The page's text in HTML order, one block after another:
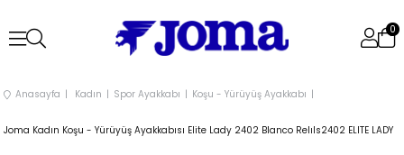
0
Anasayfa Kadın Spor Ayakkabı Koşu - Yürüyüş Ayakkabı
Joma Kadın Koşu - Yürüyüş Ayakkabısı Elite Lady 2402 Blanco Relıls2402 ELITE LADY